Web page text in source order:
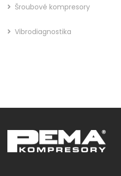
Šroubové kompresory
Vibrodiagnostika